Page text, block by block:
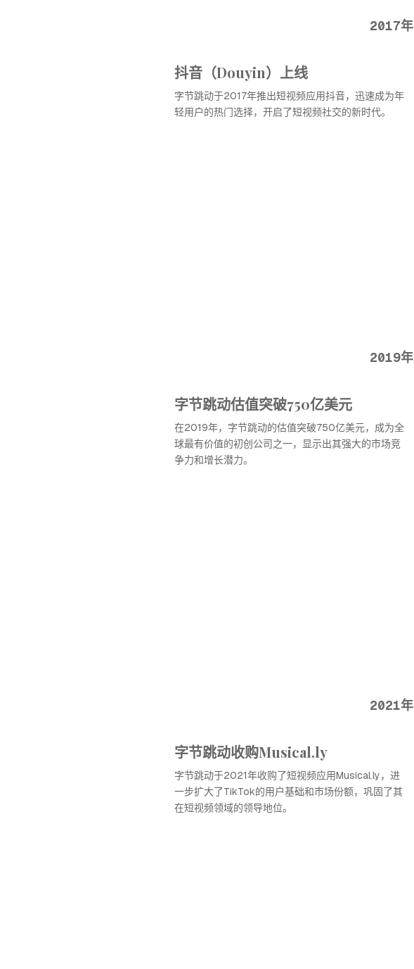
2017年
抖音（Douyin）上线
字节跳动于2017年推出短视频应用抖音，迅速成为年
轻用户的热门选择，开启了短视频社交的新时代。
2019年
字节跳动估值突破750亿美元
在2019年，字节跳动的估值突破750亿美元，成为全
球最有价值的初创公司之一，显示出其强大的市场竞
争力和增长潜力。
2021年
字节跳动收购Musical.ly
字节跳动于2021年收购了短视频应用Musical.ly，进
一步扩大了TikTok的用户基础和市场份额，巩固了其
在短视频领域的领导地位。